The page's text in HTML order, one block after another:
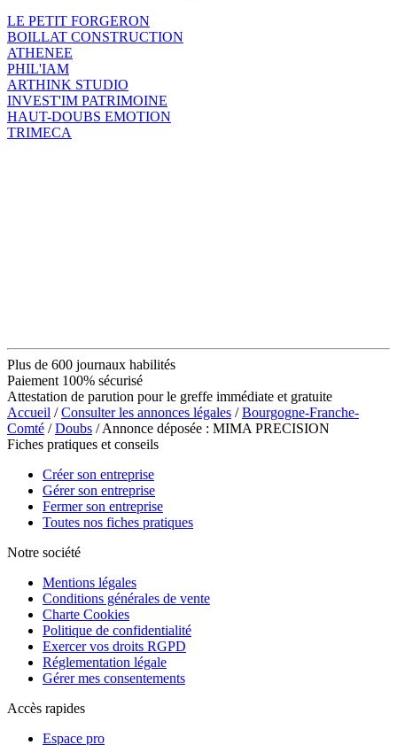
LE PETIT FORGERON
BOILLAT CONSTRUCTION
ATHENEE
PHIL'IAM
ARTHINK STUDIO
INVEST'IM PATRIMOINE
HAUT-DOUBS EMOTION
TRIMECA
Plus de 600 journaux habilités
Paiement 100% sécurisé
Attestation de parution pour le greffe immédiate et gratuite
Accueil /Consulter les annonces légales /Bourgogne-Franche-
Comté /Doubs / Annonce déposée : MIMA PRECISION
Fiches pratiques et conseils
Créer son entreprise
Gérer son entreprise
Fermer son entreprise
Toutes nos fiches pratiques
Notre société
Mentions légales
Conditions générales de vente
Charte Cookies
Politique de confidentialité
Exercer vos droits RGPD
Réglementation légale
Gérer mes consentements
Accès rapides
Espace pro